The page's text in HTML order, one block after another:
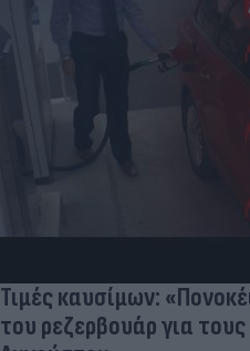
Γιατί ξαναπαίρνουμε
του βιολογικού